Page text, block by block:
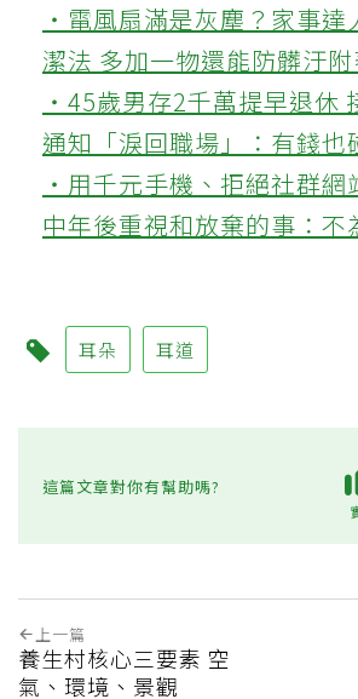
‧電風扇滿是灰塵？家事達
潔法 多加一物還能防髒汙
‧45歲男存2千萬提早退休
通知「淚回職場」：有錢也
‧用千元手機、拒絕社群網
中年後重視和放棄的事：不
耳朵 耳道
這篇文章對你有幫助嗎?
上一篇
養生村核心三要素 空
氣、環境、景觀